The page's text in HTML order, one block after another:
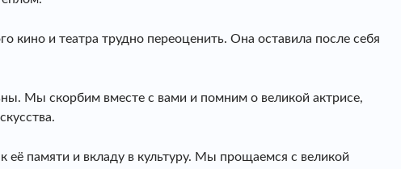
кино и театра трудно переоценить. Она оставила после себя
Мы скорбим вместе с вами и помним о великой актрисе,
памяти и вкладу в культуру. Мы прощаемся с великой